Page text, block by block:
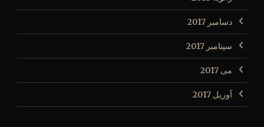
دسامبر 2017
سپتامبر 2017
می 2017
آوریل 2017